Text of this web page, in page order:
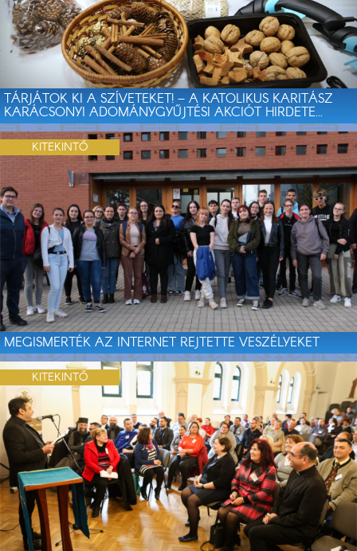
TÁRJÁTOK KI A SZÍVETEKET! – A KATOLIKUS KARITÁSZ
KARÁCSONYI ADOMÁNYGYŰJTÉSI AKCIÓT HIRDETE...
MEGISMERTÉK AZ INTERNET REJTETTE VESZÉLYEKET
KITEKINTŐ
KITEKINTŐ